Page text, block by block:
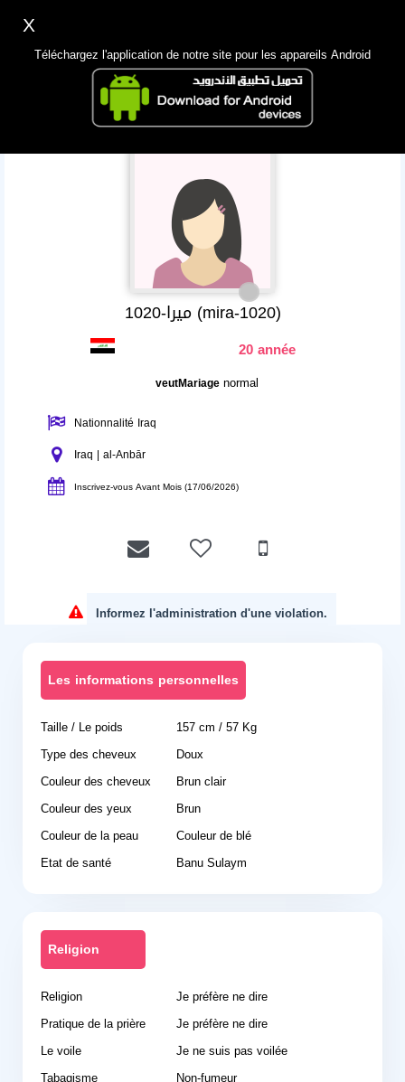
App Mobile
ميرا-1020 (mira-1020)
20 année
veutMariagenormal
Nationnalité Iraq
Iraq | al-Anbār
Inscrivez-vous Avant Mois (17/06/2026)
Informez l'administration d'une violation.
Les informations personnelles
Taille / Le poids
157 cm / 57 Kg
Type des cheveux
Doux
Couleur des cheveux
Brun clair
Couleur des yeux
Brun
Couleur de la peau
Couleur de blé
Etat de santé
Banu Sulaym
Religion
Religion
Je préfère ne dire
Pratique de la prière
Je préfère ne dire
Le voile
Je ne suis pas voilée
X
Téléchargez l'application de notre site pour les appareils Android